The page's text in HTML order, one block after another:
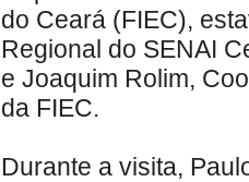
do Ceará (FIEC),
Regional do SENAI
e Joaquim Rolim,
da FIEC.
Durante a visita,